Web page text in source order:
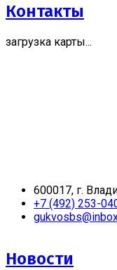
Контакты
загрузка карты...
600017, г.
+7 (492) 253-
Новости